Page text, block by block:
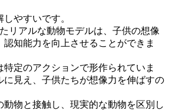
やすいです。
リアルな動物モデルは、子供の想像
知能力を向上させることができま
定のアクションで形作られていま
に見え、子供たちが想像力を伸ばすの
物と接触し、現実的な動物を区別し